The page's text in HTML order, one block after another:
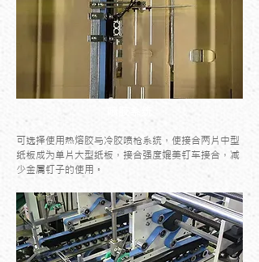
可选择使用热熔胶与冷胶喷枪系统，使接合两片中型
纸板成为单片大型纸板，接合强度媲美钉车接合，减
少金属钉子的使用。